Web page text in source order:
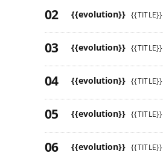
{{evolution}} {{TITLE}}
{{evolution}} {{TITLE}}
{{evolution}} {{TITLE}}
{{evolution}} {{TITLE}}
{{evolution}} {{TITLE}}